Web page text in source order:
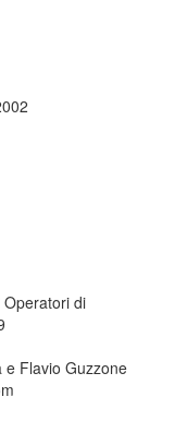
di
e Flavio Guzzone